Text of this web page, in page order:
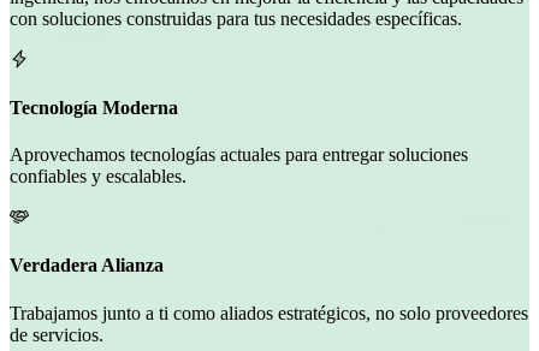
con soluciones construidas para tus necesidades específicas.
Tecnología Moderna
Aprovechamos tecnologías actuales para entregar soluciones
confiables y escalables.
Verdadera Alianza
Trabajamos junto a ti como aliados estratégicos, no solo proveedores
de servicios.